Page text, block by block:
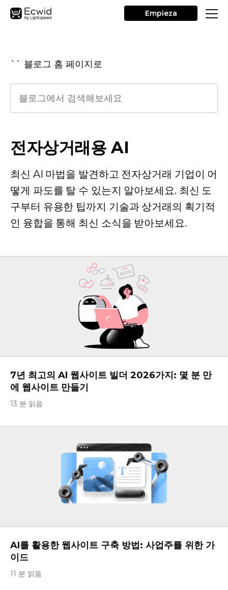
Empieza
`` 블로그 홈 페이지로
전자상거래용 AI
최신 AI 마법을 발견하고 전자상거래 기업이 어
떻게 파도를 탈 수 있는지 알아보세요. 최신 도
구부터 유용한 팁까지 기술과 상거래의 획기적
인 융합을 통해 최신 소식을 받아보세요.
7년 최고의 AI 웹사이트 빌더 2026가지: 몇 분 만
에 웹사이트 만들기
13 분 읽음
AI를 활용한 웹사이트 구축 방법: 사업주를 위한 가
이드
11 분 읽음